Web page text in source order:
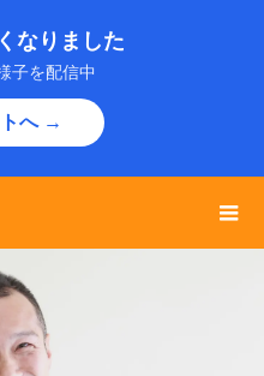
なりました
子を配信中
へ →